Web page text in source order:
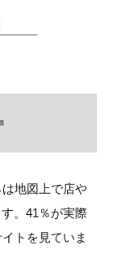
地図上で店や
。41％が実際
トを見ていま